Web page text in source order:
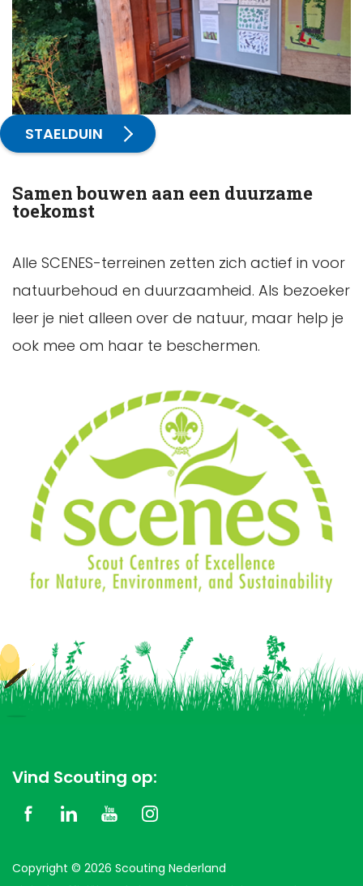
STAELDUIN
Samen bouwen aan een duurzame
toekomst
Alle SCENES-terreinen zetten zich actief in voor
natuurbehoud en duurzaamheid. Als bezoeker
leer je niet alleen over de natuur, maar help je
ook mee om haar te beschermen.
Vind Scouting op:
Copyright © 2026 Scouting Nederland